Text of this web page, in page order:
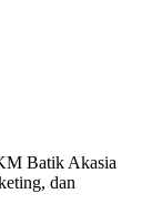
Batik Akasia
dan